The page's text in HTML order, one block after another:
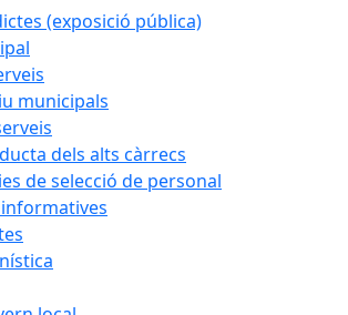
(exposició pública)
municipals
dels alts càrrecs
de selecció de personal